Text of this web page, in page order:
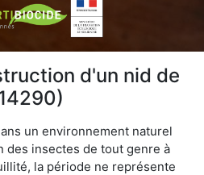
d'un nid de
un environnement naturel
des insectes de tout genre à
la période ne représente